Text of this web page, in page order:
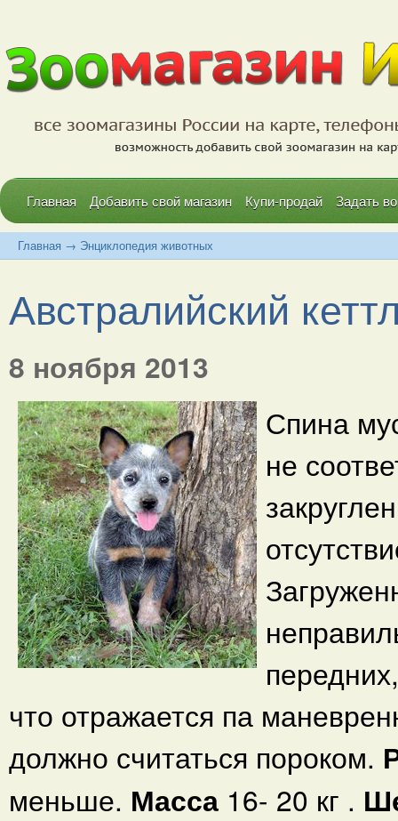
Главная Добавить свой магазин Купи-продай Задать
Главная → Энциклопедия животных
Австралийский
8 ноября 2013
Спина
не
что отражается па
должно считаться пороком.
меньше. Масса 16- 20 кг .